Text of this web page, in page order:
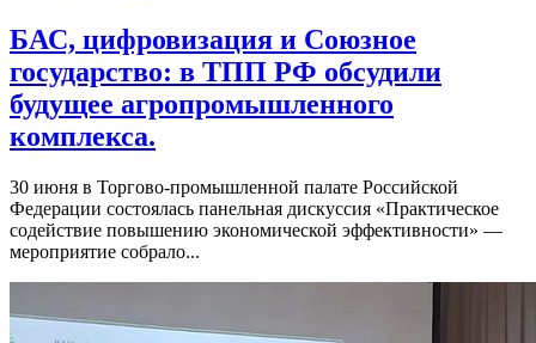
БАС, цифровизация и Союзное
государство: в ТПП РФ обсудили
будущее агропромышленного
комплекса.
30 июня в Торгово-промышленной палате Российской
Федерации состоялась панельная дискуссия «Практическое
содействие повышению экономической эффективности» —
мероприятие собрало...